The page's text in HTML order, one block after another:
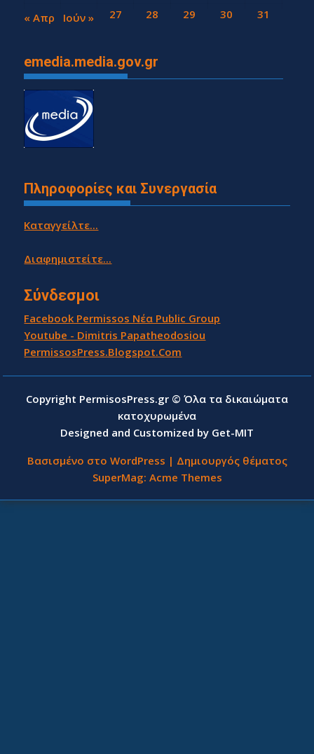
25
26 27 28 29 30 31
« Απρ Ιούν »
emedia.media.gov.gr
Πληροφορίες και Συνεργασία
Καταγγείλτε...
Διαφημιστείτε...
Σύνδεσμοι
Facebook Permissos Νέα Public Group
Youtube - Dimitris Papatheodosiou
PermissosPress.Blogspot.Com
Copyright PermisosPress.gr © Όλα τα δικαιώματα
κατοχυρωμένα
Designed and Customized by Get-MIT
Βασισμένο στο WordPress | Δημιουργός θέματος
SuperMag: Acme Themes